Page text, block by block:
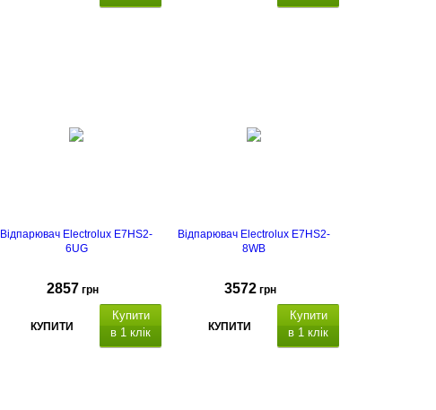
Відпарювач Electrolux E7HS2-
6UG
2857 грн
КУПИТИ
Купити
в 1 клік
Відпарювач Electrolux E7HS2-
8WB
3572 грн
КУПИТИ
Купити
в 1 клік